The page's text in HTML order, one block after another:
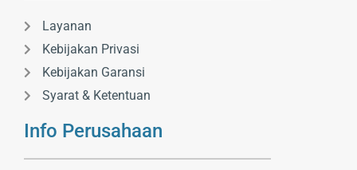
Layanan
Kebijakan Privasi
Kebijakan Garansi
Syarat & Ketentuan
Info Perusahaan